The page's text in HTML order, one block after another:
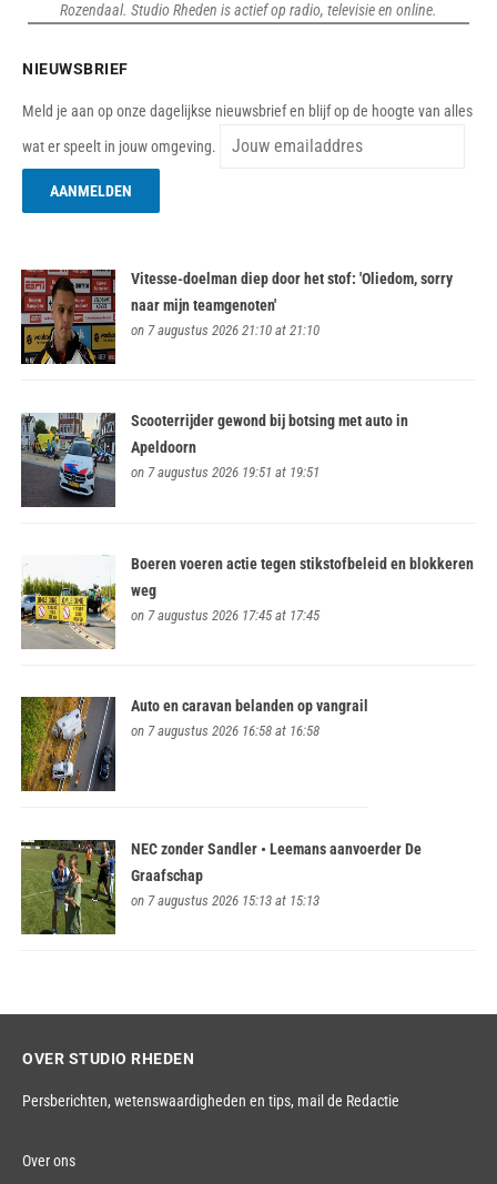
Rozendaal. Studio Rheden is actief op radio, televisie en online.
NIEUWSBRIEF
Meld je aan op onze dagelijkse nieuwsbrief en blijf op de hoogte van alles
wat er speelt in jouw omgeving.
Vitesse-doelman diep door het stof: 'Oliedom, sorry
naar mijn teamgenoten'
on 7 augustus 2026 21:10 at 21:10
Scooterrijder gewond bij botsing met auto in
Apeldoorn
on 7 augustus 2026 19:51 at 19:51
Boeren voeren actie tegen stikstofbeleid en blokkeren
weg
on 7 augustus 2026 17:45 at 17:45
Auto en caravan belanden op vangrail
on 7 augustus 2026 16:58 at 16:58
NEC zonder Sandler • Leemans aanvoerder De
Graafschap
on 7 augustus 2026 15:13 at 15:13
OVER STUDIO RHEDEN
Persberichten, wetenswaardigheden en tips, mail de Redactie
Over ons